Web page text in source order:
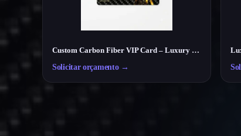
Custom Carbon Fiber VIP Card – Luxury Membership & Exclusive Club Card
Solicitar orçamento→